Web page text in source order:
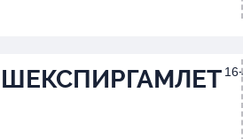
ШЕКСПИРГАМЛЕТ